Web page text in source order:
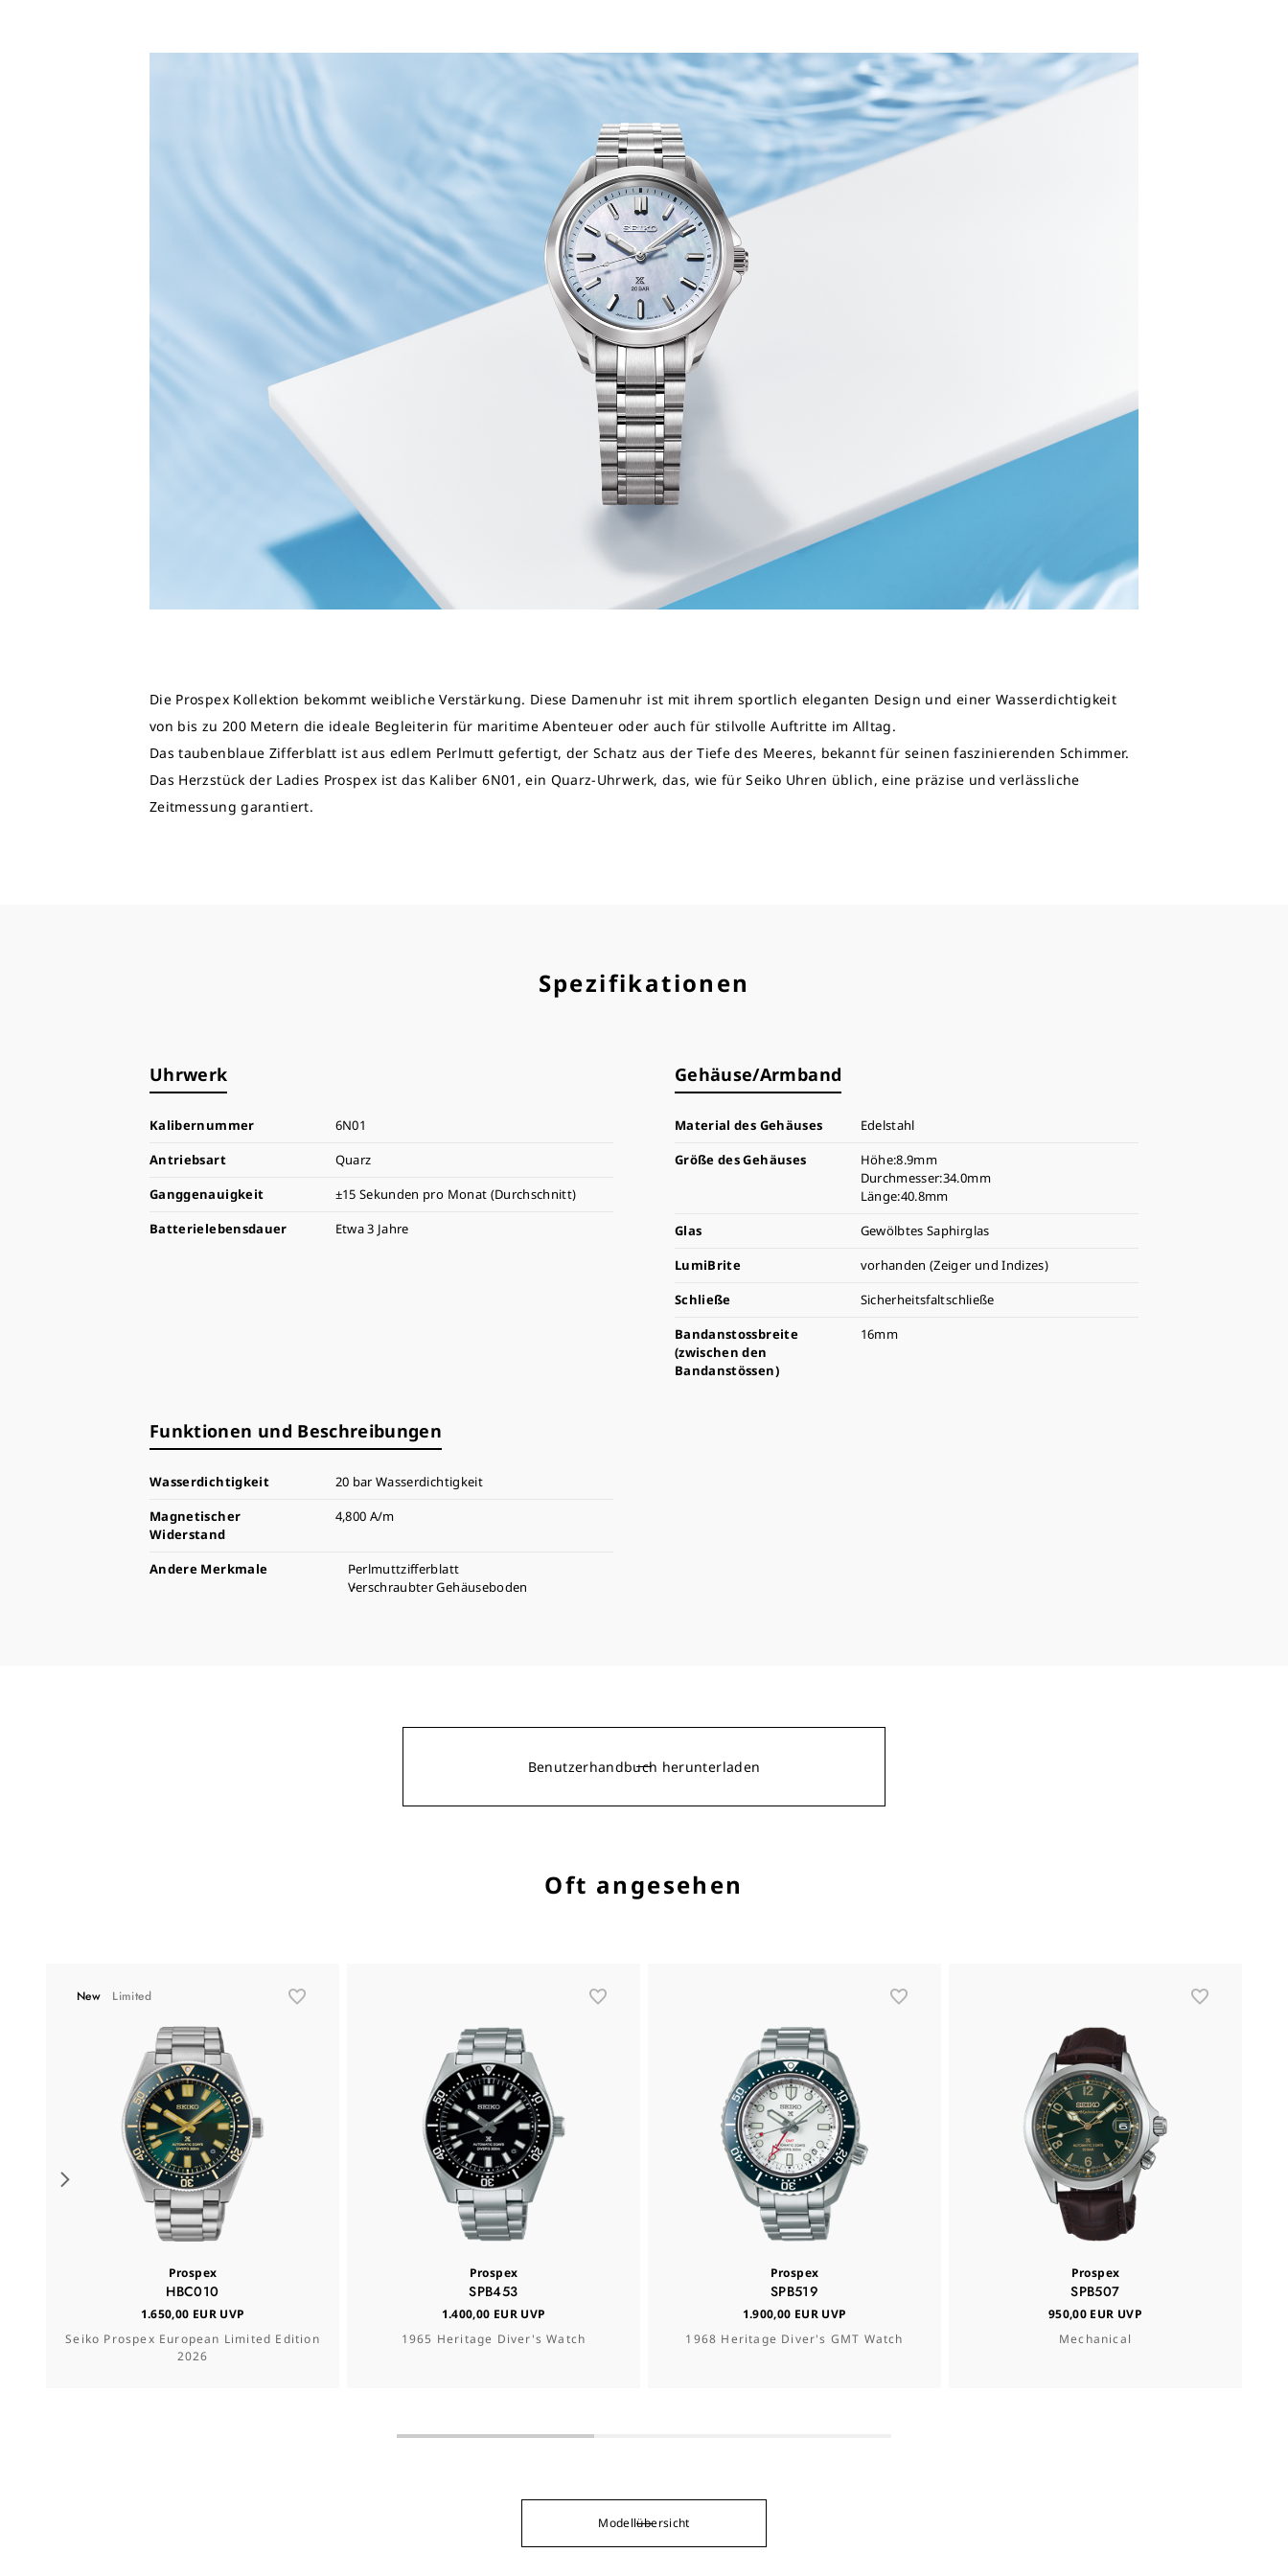
Die Prospex Kollektion bekommt weibliche Verstärkung. Diese Damenuhr ist mit ihrem sportlich eleganten Design und einer Wasserdichtigkeit
von bis zu 200 Metern die ideale Begleiterin für maritime Abenteuer oder auch für stilvolle Auftritte im Alltag.
Das taubenblaue Zifferblatt ist aus edlem Perlmutt gefertigt, der Schatz aus der Tiefe des Meeres, bekannt für seinen faszinierenden Schimmer.
Das Herzstück der Ladies Prospex ist das Kaliber 6N01, ein Quarz-Uhrwerk, das, wie für Seiko Uhren üblich, eine präzise und verlässliche
Zeitmessung garantiert.
Spezifikationen
Uhrwerk
Kalibernummer
6N01
Antriebsart
Quarz
Ganggenauigkeit
±15 Sekunden pro Monat (Durchschnitt)
Batterielebensdauer
Etwa 3 Jahre
Gehäuse/Armband
Material des Gehäuses
Edelstahl
Größe des Gehäuses
Höhe:8.9mm
Durchmesser:34.0mm
Länge:40.8mm
Glas
Gewölbtes Saphirglas
LumiBrite
vorhanden (Zeiger und Indizes)
Schließe
Sicherheitsfaltschließe
Bandanstossbreite
(zwischen den
Bandanstössen)
16mm
Funktionen und Beschreibungen
Wasserdichtigkeit
20 bar Wasserdichtigkeit
Magnetischer
Widerstand
4,800 A/m
Andere Merkmale
Perlmuttzifferblatt
Verschraubter Gehäuseboden
Benutzerhandbuch herunterladen
Oft angesehen
New Limited
Prospex
HBC010
1.650,00 EUR UVP
Seiko Prospex European Limited Edition
2026
Prospex
SPB453
1.400,00 EUR UVP
1965 Heritage Diver's Watch
Prospex
SPB519
1.900,00 EUR UVP
1968 Heritage Diver's GMT Watch
Prospex
SPB507
950,00 EUR UVP
Mechanical
Modellübersicht